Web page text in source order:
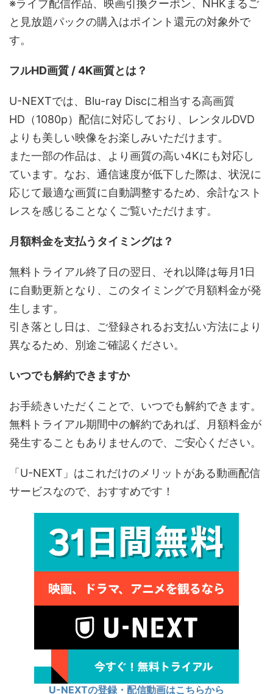
※ライブ配信作品、映画引換クーポン、NHKまるご
と見放題パックの購入はポイント還元の対象外で
す。
フルHD画質 / 4K画質とは？
U-NEXTでは、Blu-ray Discに相当する高画質
HD（1080p）配信に対応しており、レンタルDVD
よりも美しい映像をお楽しみいただけます。
また一部の作品は、より画質の高い4Kにも対応し
ています。なお、通信速度が低下した際は、状況に
応じて最適な画質に自動調整するため、余計なスト
レスを感じることなくご覧いただけます。
月額料金を支払うタイミングは？
無料トライアル終了日の翌日、それ以降は毎月1日
に自動更新となり、このタイミングで月額料金が発
生します。
引き落とし日は、ご登録されるお支払い方法により
異なるため、別途ご確認ください。
いつでも解約できますか
お手続きいただくことで、いつでも解約できます。
無料トライアル期間中の解約であれば、月額料金が
発生することもありませんので、ご安心ください。
「U-NEXT」はこれだけのメリットがある動画配信
サービスなので、おすすめです！
U-NEXTの登録・配信動画はこちらから